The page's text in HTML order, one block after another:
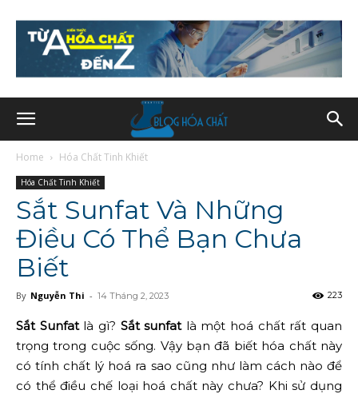
Home Hóa Chất Tinh Khiết
Hóa Chất Tinh Khiết
Sắt Sunfat Và Những
Điều Có Thể Bạn Chưa
Biết
By Nguyễn Thi - 14 Tháng 2, 2023 223
Sắt Sunfatlà gì? Sắt sunfatlà một hoá chất rất quan
trọng trong cuộc sống. Vậy bạn đã biết hóa chất này
có tính chất lý hoá ra sao cũng như làm cách nào để
có thể điều chế loại hoá chất này chưa? Khi sử dụng